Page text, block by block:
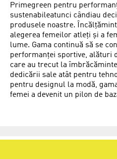
Primegreen pentru
sustenabileatunci cândiau
produsele noastre.
alegerea femeilor atleți și a
lume. Gama continuă să se
performanței sportive, alături
care au trecut la
dedicării sale atât pentru
pentru designul la modă,
femei a devenit un pilon de